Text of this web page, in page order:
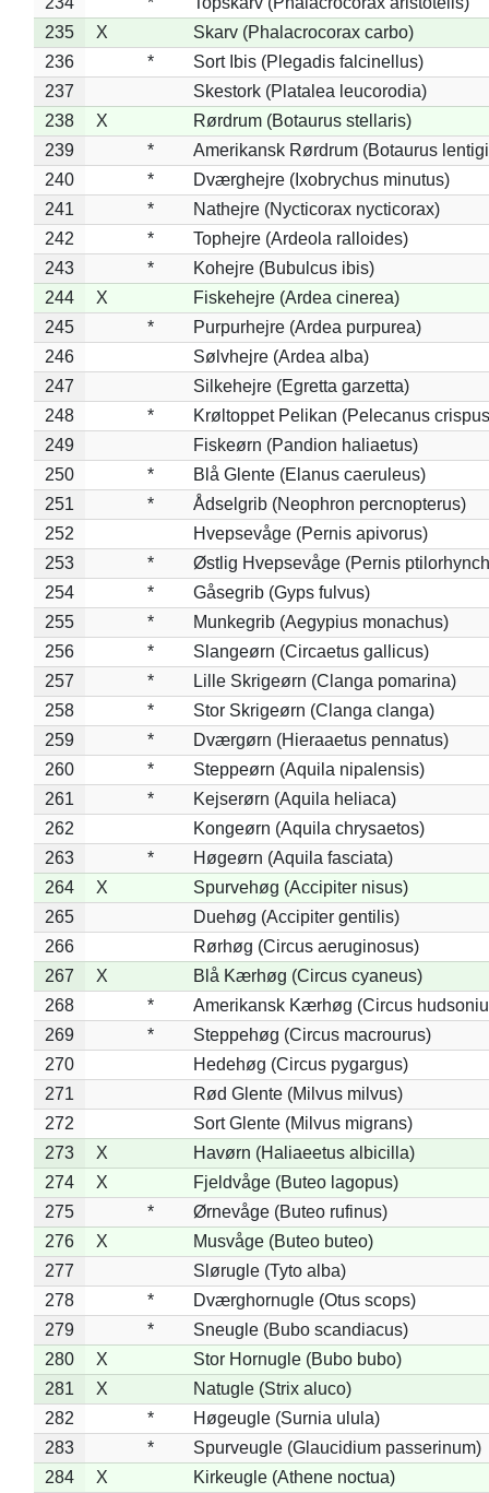
235
X
Skarv (Phalacrocorax carbo)
236
*
Sort Ibis (Plegadis falcinellus)
237
Skestork (Platalea leucorodia)
238
X
Rørdrum (Botaurus stellaris)
239
*
Amerikansk Rørdrum (Botaurus
240
*
Dværghejre (Ixobrychus minutus)
241
*
Nathejre (Nycticorax nycticorax)
242
*
Tophejre (Ardeola ralloides)
243
*
Kohejre (Bubulcus ibis)
244
X
Fiskehejre (Ardea cinerea)
245
*
Purpurhejre (Ardea purpurea)
246
Sølvhejre (Ardea alba)
247
Silkehejre (Egretta garzetta)
248
*
Krøltoppet Pelikan (Pelecanus
249
Fiskeørn (Pandion haliaetus)
250
*
Blå Glente (Elanus caeruleus)
251
*
Ådselgrib (Neophron percnopterus)
252
Hvepsevåge (Pernis apivorus)
253
*
Østlig Hvepsevåge (Pernis
254
*
Gåsegrib (Gyps fulvus)
255
*
Munkegrib (Aegypius monachus)
256
*
Slangeørn (Circaetus gallicus)
257
*
Lille Skrigeørn (Clanga pomarina)
258
*
Stor Skrigeørn (Clanga clanga)
259
*
Dværgørn (Hieraaetus pennatus)
260
*
Steppeørn (Aquila nipalensis)
261
*
Kejserørn (Aquila heliaca)
262
Kongeørn (Aquila chrysaetos)
263
*
Høgeørn (Aquila fasciata)
264
X
Spurvehøg (Accipiter nisus)
265
Duehøg (Accipiter gentilis)
266
Rørhøg (Circus aeruginosus)
267
X
Blå Kærhøg (Circus cyaneus)
268
*
Amerikansk Kærhøg (Circus
269
*
Steppehøg (Circus macrourus)
270
Hedehøg (Circus pygargus)
271
Rød Glente (Milvus milvus)
272
Sort Glente (Milvus migrans)
273
X
Havørn (Haliaeetus albicilla)
274
X
Fjeldvåge (Buteo lagopus)
275
*
Ørnevåge (Buteo rufinus)
276
X
Musvåge (Buteo buteo)
277
Slørugle (Tyto alba)
278
*
Dværghornugle (Otus scops)
279
*
Sneugle (Bubo scandiacus)
280
X
Stor Hornugle (Bubo bubo)
281
X
Natugle (Strix aluco)
282
*
Høgeugle (Surnia ulula)
283
*
Spurveugle (Glaucidium passerinum)
284
X
Kirkeugle (Athene noctua)